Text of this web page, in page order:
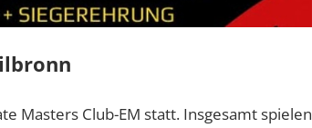
Masters Club-EM statt. Insgesamt spielen